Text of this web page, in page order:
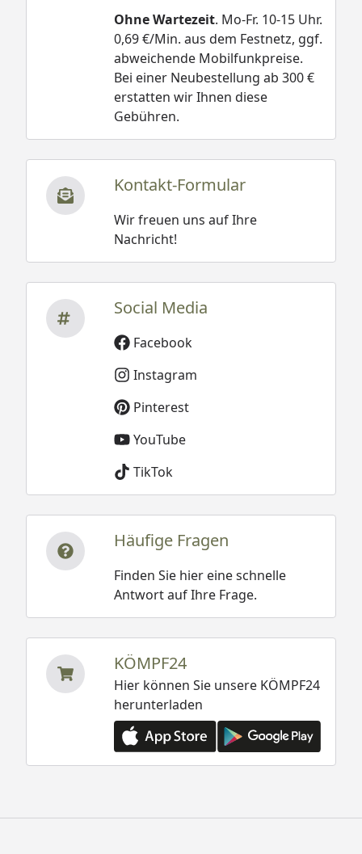
Ohne Wartezeit. Mo-Fr. 10-15 Uhr.
0,69 €/Min. aus dem Festnetz, ggf.
abweichende Mobilfunkpreise.
Bei einer Neubestellung ab 300 €
erstatten wir Ihnen diese
Gebühren.
Kontakt-Formular
Wir freuen uns auf Ihre
Nachricht!
Social Media
Facebook
Instagram
Pinterest
YouTube
TikTok
Häufige Fragen
Finden Sie hier eine schnelle
Antwort auf Ihre Frage.
KÖMPF24
Hier können Sie unsere KÖMPF24
herunterladen